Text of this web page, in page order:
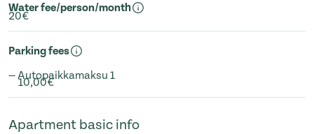
Water fee/person/month
20€
Parking fees
— Autopaikkamaksu 1
10,00€
Apartment basic info